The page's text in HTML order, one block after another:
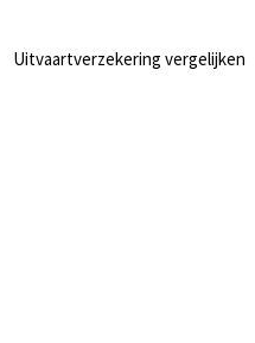
Uitvaartverzekering vergelijken